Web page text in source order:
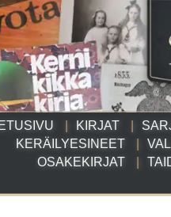
ETUSIVU KIRJAT
KERÄILYESINEET
OSAKEKIRJAT